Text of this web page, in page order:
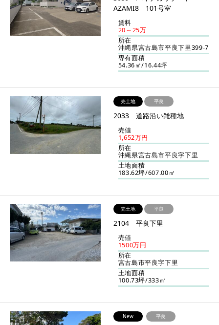
AZAMI8 101号室
賃料
20～25万
所在
沖縄県宮古島市平良下里399-7
専有面積
54.36㎡/16.44坪
売土地 平良
2033 道路沿い雑種地
売値
1,652万円
所在
沖縄県宮古島市平良字下里
土地面積
183.62坪/607.00㎡
売土地 平良
2104 平良下里
売値
1500万円
所在
宮古島市平良字下里
土地面積
100.73坪/333㎡
New 平良